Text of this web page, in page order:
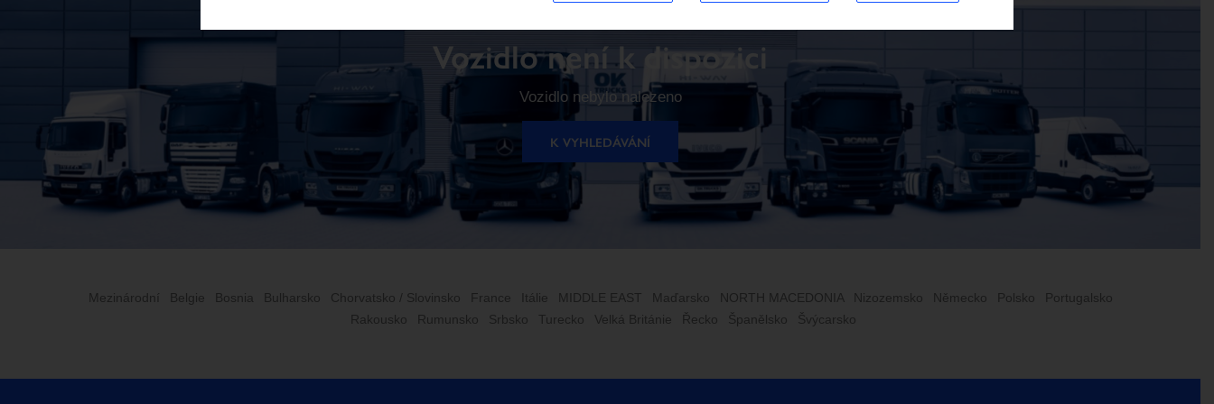
Vozidlo není k dispozici
Vozidlo nebylo nalezeno
K VYHLEDÁVÁNÍ
Mezinárodní Belgie Bosnia Bulharsko Chorvatsko / Slovinsko France Itálie MIDDLE EAST Maďarsko NORTH MACEDONIA Nizozemsko Německo Polsko
Portugalsko
Rakousko
Rumunsko Srbsko Turecko Velká Británie Řecko Španělsko Švýcarsko